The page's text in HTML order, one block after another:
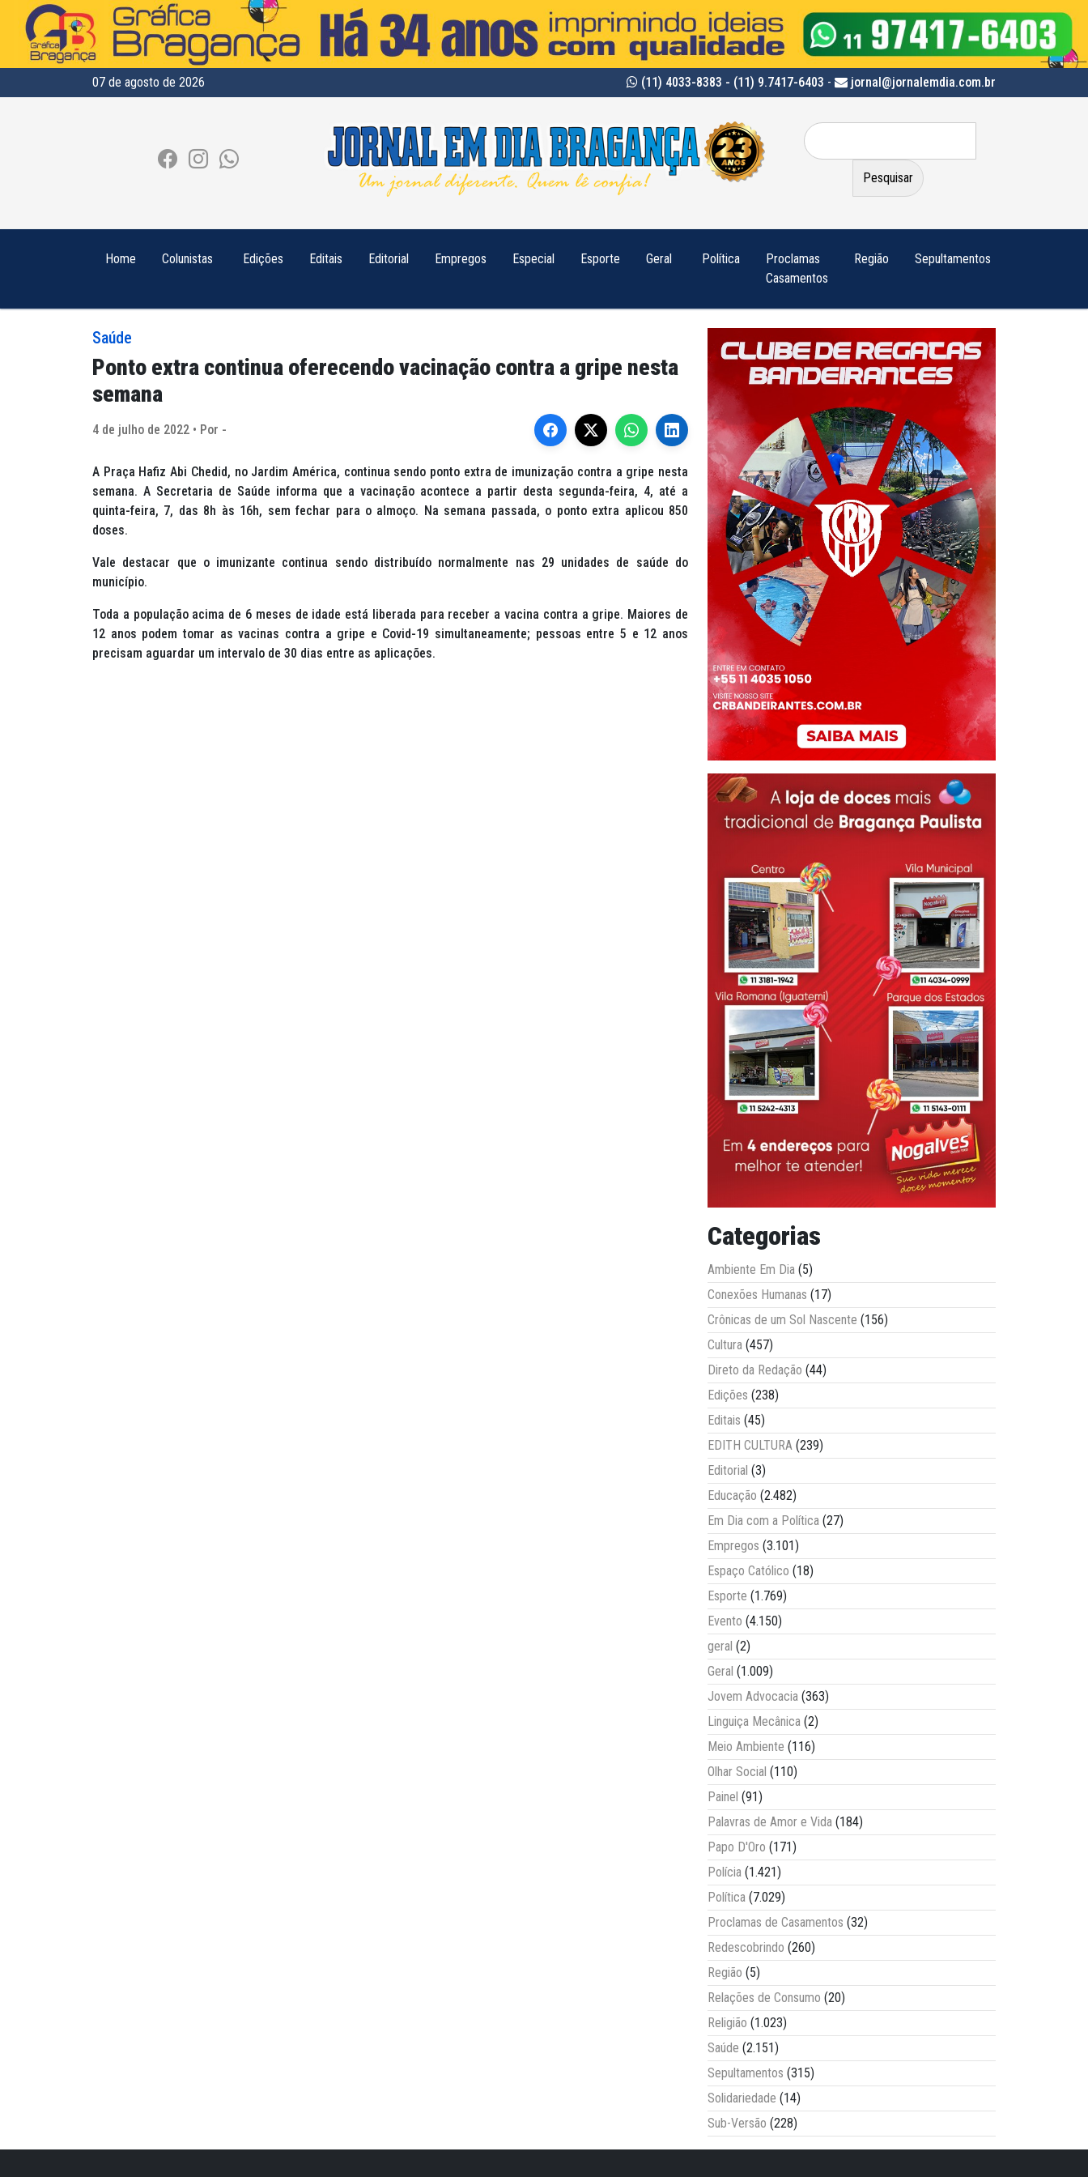
07 de agosto de 2026 (11) 4033-8383 - (11) 9.7417-6403 - jornal@jornalemdia.com.br
Pesquisar
por:
Home Colunistas Edições Editais Editorial Empregos Especial Esporte Geral Política
Proclamas
Casamentos
Região Sepultamentos
Saúde
Ponto extra continua oferecendo vacinação contra a gripe nesta
semana
4 de julho de 2022 • Por -
A Praça Hafiz Abi Chedid, no Jardim América, continua sendo ponto extra de imunização contra a gripe nesta
semana. A Secretaria de Saúde informa que a vacinação acontece a partir desta segunda-feira, 4, até a
quinta-feira, 7, das 8h às 16h, sem fechar para o almoço. Na semana passada, o ponto extra aplicou 850
doses.
Vale destacar que o imunizante continua sendo distribuído normalmente nas 29 unidades de saúde do
município.
Toda a população acima de 6 meses de idade está liberada para receber a vacina contra a gripe. Maiores de
12 anos podem tomar as vacinas contra a gripe e Covid-19 simultaneamente; pessoas entre 5 e 12 anos
precisam aguardar um intervalo de 30 dias entre as aplicações.
Categorias
Ambiente Em Dia (5)
Conexões Humanas (17)
Crônicas de um Sol Nascente (156)
Cultura (457)
Direto da Redação (44)
Edições (238)
Editais (45)
EDITH CULTURA (239)
Editorial (3)
Educação (2.482)
Em Dia com a Política (27)
Empregos (3.101)
Espaço Católico (18)
Esporte (1.769)
Evento (4.150)
geral (2)
Geral (1.009)
Jovem Advocacia (363)
Linguiça Mecânica (2)
Meio Ambiente (116)
Olhar Social (110)
Painel (91)
Palavras de Amor e Vida (184)
Papo D'Oro (171)
Polícia (1.421)
Política (7.029)
Proclamas de Casamentos (32)
Redescobrindo (260)
Região (5)
Relações de Consumo (20)
Religião (1.023)
Saúde (2.151)
Sepultamentos (315)
Solidariedade (14)
Sub-Versão (228)